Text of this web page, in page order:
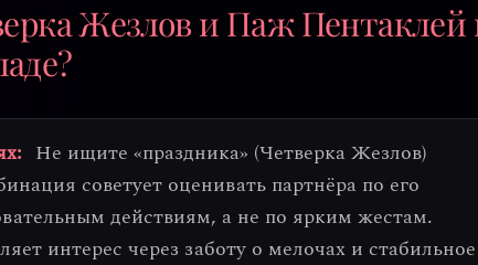
Жезлов и Паж Пентаклей
Не ищите «праздника» (Четверка Жезлов)
советует оценивать партнёра по его
действиям, а не по ярким жестам.
интерес через заботу о мелочах и стабильное